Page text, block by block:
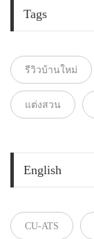
Tags
รีวิวบ้านใหม่
แต่งสวน
English
CU-ATS